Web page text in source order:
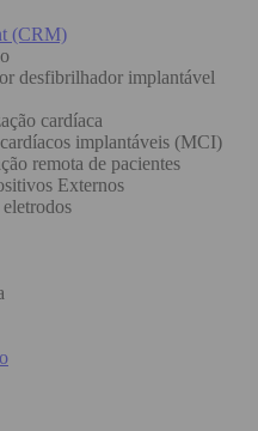
(CRM)
desfibrilhador implantável
cardíaca
implantáveis (MCI)
remota de pacientes
Externos
eletrodos